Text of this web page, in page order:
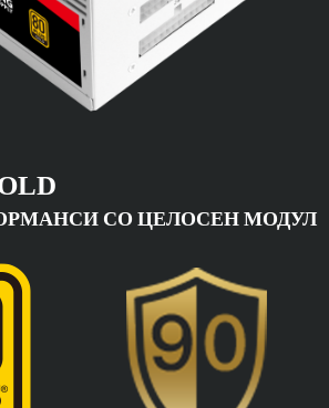
СО ЦЕЛОСЕН МОДУЛ